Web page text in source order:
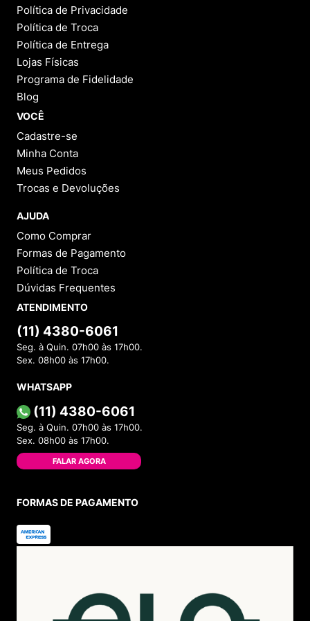
Política de Privacidade
Política de Troca
Política de Entrega
Lojas Físicas
Programa de Fidelidade
Blog
VOCÊ
Cadastre-se
Minha Conta
Meus Pedidos
Trocas e Devoluções
AJUDA
Como Comprar
Formas de Pagamento
Política de Troca
Dúvidas Frequentes
ATENDIMENTO
(11) 4380-6061
Seg. à Quin. 07h00 às 17h00.
Sex. 08h00 às 17h00.
WHATSAPP
(11) 4380-6061
Seg. à Quin. 07h00 às 17h00.
Sex. 08h00 às 17h00.
FALAR AGORA
FORMAS DE PAGAMENTO